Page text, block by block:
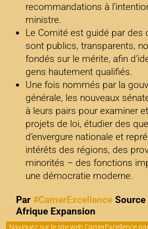
recommandations à
ministre.
Le Comité est guidé par des
sont publics, transparents,
fondés sur le mérite, afin
gens hautement qualifiés.
Une fois nommés par la
générale, les nouveaux
à leurs pairs pour examiner
projets de loi, étudier des
d’envergure nationale et
intérêts des régions, des
minorités – des fonctions
une démocratie moderne.
Par #CamerExcellence Source
Afrique Expansion
Naviguez sur le site web CamerExcellence